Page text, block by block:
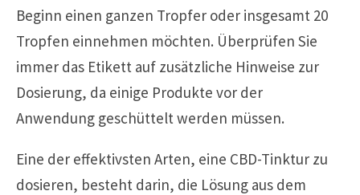
Beginn einen ganzen Tropfer oder insgesamt 20
Tropfen einnehmen möchten. Überprüfen Sie
immer das Etikett auf zusätzliche Hinweise zur
Dosierung, da einige Produkte vor der
Anwendung geschüttelt werden müssen.
Eine der effektivsten Arten, eine CBD-Tinktur zu
dosieren, besteht darin, die Lösung aus dem